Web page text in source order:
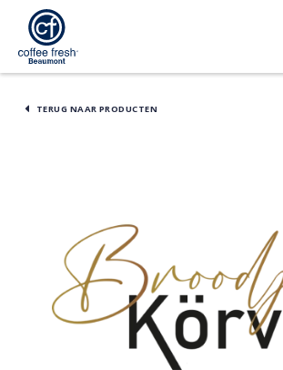
TERUG NAAR PRODUCTEN